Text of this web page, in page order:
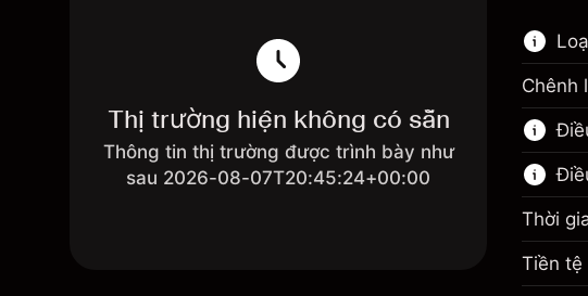
Thị trường hiện không có sẵn
Thông tin thị trường được trình bày như
sau 2026-08-07T20:45:24+00:00
Thị
CFD.
CFD
Chênh
Thời
Tiền tệ